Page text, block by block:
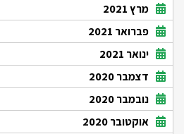
מרץ 2021
פברואר 2021
ינואר 2021
דצמבר 2020
נובמבר 2020
אוקטובר 2020